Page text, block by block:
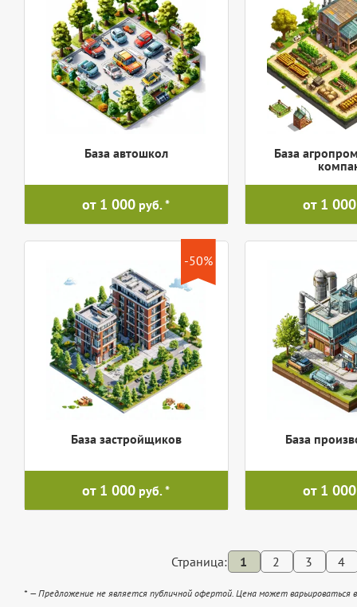
База автошкол
от 1 000 руб.
База
от 1 000
-50%
База застройщиков
от 1 000 руб.
База
от 1 000
Страница: 1 2 3 4
* — Предложение не является публичной офертой. Цена может варьироваться